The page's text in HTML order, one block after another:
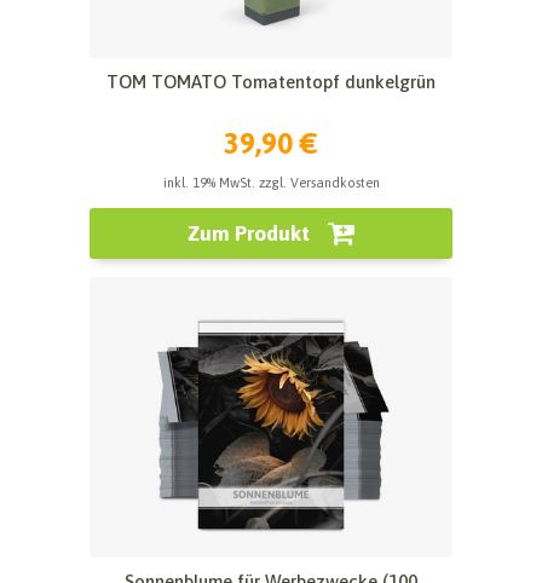
TOM TOMATO Tomatentopf dunkelgrün
39,90 €
inkl. 19% MwSt. zzgl. Versandkosten
Zum Produkt